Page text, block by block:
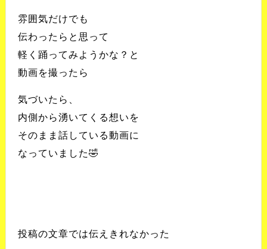
雰囲気だけでも
伝わったらと思って
軽く踊ってみようかな？と
動画を撮ったら
気づいたら、
内側から湧いてくる想いを
そのまま話している動画に
なっていました🤣
投稿の文章では伝えきれなかった